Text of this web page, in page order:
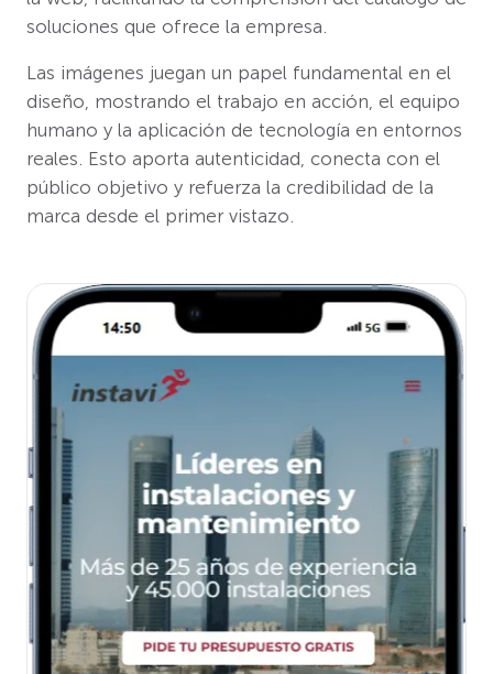
soluciones que ofrece la empresa.
Las imágenes juegan un papel fundamental en el
diseño, mostrando el trabajo en acción, el equipo
humano y la aplicación de tecnología en entornos
reales. Esto aporta autenticidad, conecta con el
público objetivo y refuerza la credibilidad de la
marca desde el primer vistazo.